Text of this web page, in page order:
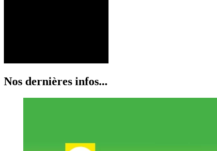
Nos dernières infos...